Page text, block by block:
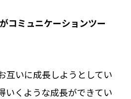
ミュニケーションツー
互いに成長しようとしてい
いくような成長ができてい